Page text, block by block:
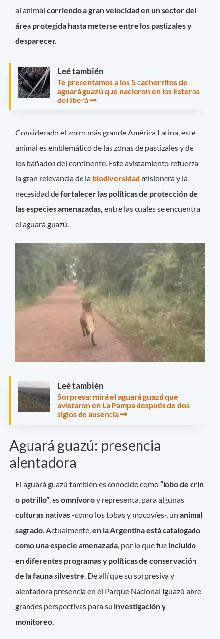
al animalcorriendo a gran velocidad en un sector del
área protegida hasta meterse entre los pastizales y
desparecer.
Leé también
Te presentamos a los 5 cachorritos de
aguará guazú que nacieron en los Esteros
del Iberá
Considerado el zorro más grande América Latina, este
animal es emblemático de las zonas de pastizales y de
los bañados del continente. Este avistamiento refuerza
la gran relevancia de la biodiversidad misionera y la
necesidad defortalecer las políticas de protección de
las especies amenazadas, entre las cuales se encuentra
el aguará guazú.
Leé también
Sorpresa: mirá el aguará guazú que
avistaron en La Pampa después de dos
siglos de ausencia
Aguará guazú: presencia
alentadora
El aguará guazú también es conocido como“lobo de crin
o potrillo” . esomnívoroy representa, para algunas
culturas nativas-como los tobas y mocovíes-, un animal
sagrado . Actualmente, en la Argentina está catalogado
como una especie amenazada , por lo que fue incluido
en diferentes programas y políticas de conservación
de la fauna silvestre . De allí que su sorpresiva y
alentadora presencia en el Parque Nacional Iguazú abre
grandes perspectivas para su investigación y
monitoreo.